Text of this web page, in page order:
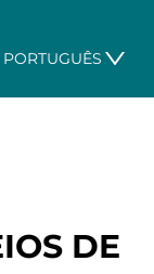
PORTUGUÊS
DE